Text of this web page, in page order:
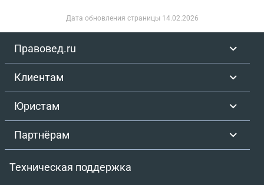
ней постоянно живут люди.
Дата обновления страницы 14.02.2026
Правовед.ru
Клиентам
Юристам
Партнёрам
Техническая поддержка